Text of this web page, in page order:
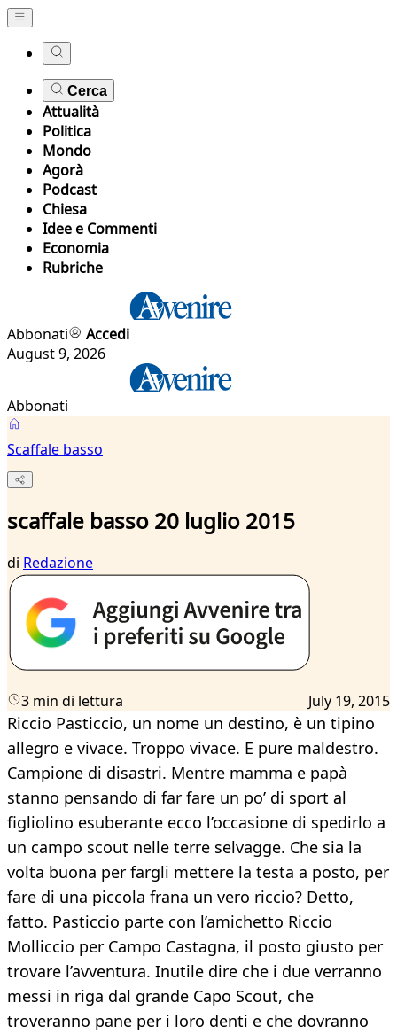
Cerca
Attualità
Politica
Mondo
Agorà
Podcast
Chiesa
Idee e Commenti
Economia
Rubriche
Abbonati
Accedi
August 9, 2026
Abbonati
Scaffale basso
scaffale basso 20 luglio 2015
di Redazione
3 min di lettura July 19, 2015
Riccio Pasticcio, un nome un destino, è un tipino
allegro e vivace. Troppo vivace. E pure maldestro.
Campione di disastri. Mentre mamma e papà
stanno pensando di far fare un po’ di sport al
figliolino esuberante ecco l’occasione di spedirlo a
un campo scout nelle terre selvagge. Che sia la
volta buona per fargli mettere la testa a posto, per
fare di una piccola frana un vero riccio? Detto,
fatto. Pasticcio parte con l’amichetto Riccio
Molliccio per Campo Castagna, il posto giusto per
trovare l’avventura. Inutile dire che i due verranno
messi in riga dal grande Capo Scout, che
troveranno pane per i loro denti e che dovranno